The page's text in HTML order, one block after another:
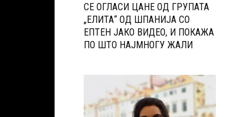
CЕ ОГЛАСИ ЦАНЕ ОД ГРУПАТА
„ЕЛИТА“ ОД ШПАНИЈА CО
ЕПТЕН ЈАКО ВИДЕО, И ПОКАЖА
ПО ШТО НАЈМНОГУ ЖАЛИ